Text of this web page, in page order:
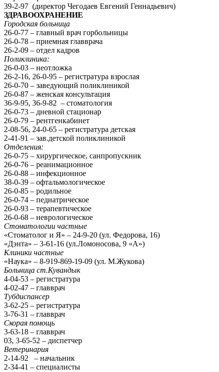
39-2-97 (директор Чегодаев Евгений Геннадьевич)
ЗДРАВООХРАНЕНИЕ
Городская больница
26-0-77 – главный врач горбольницы
26-0-78 – приемная главврача
26-2-09 – отдел кадров
Поликлиника:
26-0-03 – неотложка
26-2-16, 26-0-95 – регистратура взрослая
26-0-70 – заведующий поликлиникой
26-0-87 – женская консультация
36-9-95, 36-9-82 – стоматология
26-0-73 – дневной стационар
26-0-79 – рентгенкабинет
2-08-56, 24-0-65 – регистратура детская
2-41-91 – зав.детской поликлиникой
Отделения:
26-0-75 – хирургическое, санпропускник
26-0-76 – реанимационное
26-0-88 – инфекционное
38-0-39 – офтальмологическое
26-0-85 – родильное
26-0-74 – педиатрическое
26-0-93 – терапевтическое
26-0-68 – неврологическое
Стоматологии частные
«Стоматолог и Я» – 24-9-20 (ул. Федорова, 16)
«Дэнта» – 3-61-16 (ул.Ломоносова, 9 «А»)
Клиники частные
«Наука» – 8-919-869-19-09 (ул. М.Жукова)
Больница ст.Кувандык
4-04-53 – регистратура
4-02-47 – главврач
Тубдиспансер
3-62-25 – регистратура
3-76-31 – главврач
Скорая помощь
3-63-18 – главврач
03, 3-65-52 – диспетчер
Ветеринария
2-14-92 – начальник
2-34-41 – специалисты